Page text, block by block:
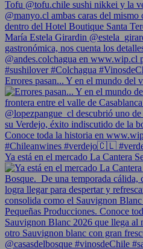
Errores pasan... Y en el mundo del
Ya está en el mercado La Cantera